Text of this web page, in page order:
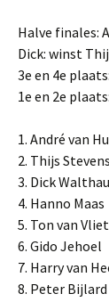
Halve finales:
Dick: winst
3e en 4e
1e en 2e
1. André van
2. Thijs Stevens
3. Dick
4. Hanno Maas
5. Ton van Vliet
6. Gido Jehoel
7. Harry van
8. Peter Bijlard